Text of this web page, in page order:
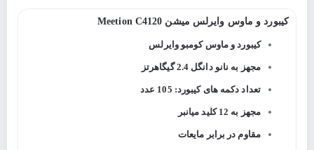
کیبورد و ماوس وایرلس میشن Meetion C4120
کیبورد و ماوس کومبو وایرلس
مجهز به نانو دانگل 2.4 گیگاهرتز
تعداد دکمه های کیبورد: 105 عدد
مجهز به 12 کلید میانبر
مقاوم در برابر مایعات